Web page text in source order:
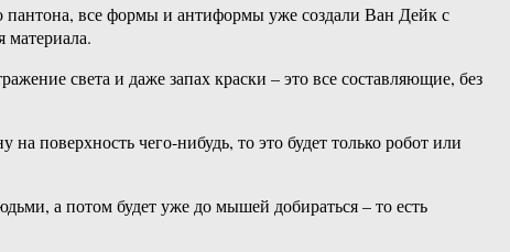
пантона, все формы и антиформы уже создали Ван Дейк с
света и даже запах краски – это все составляющие, без
поверхность чего-нибудь, то это будет только робот или
а потом будет уже до мышей добираться – то есть